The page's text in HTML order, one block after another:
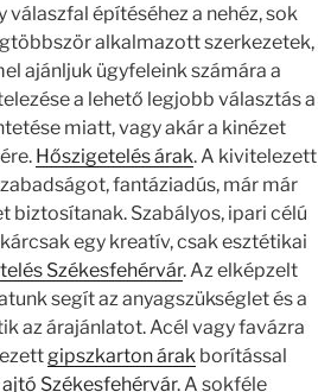
válaszfal építéséhez a nehéz, sok
alkalmazott szerkezetek,
ajánljuk ügyfeleink számára a
a lehető legjobb választás a
miatt, vagy akár a kinézet
Hőszigetelés árak. A kivitelezett
fantáziadús, már már
biztosítanak. Szabályos, ipari célú
egy kreatív, csak esztétikai
Székesfehérvár. Az elképzelt
segít az anyagszükséglet és a
az árajánlatot. Acél vagy favázra
gipszkarton árak borítással
Székesfehérvár. A sokféle